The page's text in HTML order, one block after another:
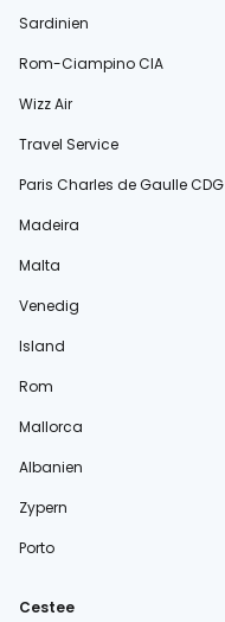
Sardinien
Rom-Ciampino CIA
Wizz Air
Travel Service
Paris Charles de Gaulle CDG
Madeira
Malta
Venedig
Island
Rom
Mallorca
Albanien
Zypern
Porto
Cestee